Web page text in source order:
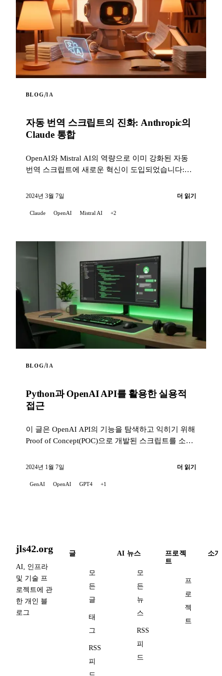
BLOG/IA
자동 번역 스크립트의 진화: Anthropic의
Claude 통합
OpenAI와 Mistral AI의 역량으로 이미 강화된 자동
번역 스크립트에 새로운 혁신이 도입되었습니다:
2024년 3월 7일 더 읽기
Claude OpenAI Mistral AI +2
BLOG/IA
Python과 OpenAI API를 활용한 실용적
접근
이 글은 OpenAI API의 기능을 탐색하고 익히기 위해
Proof of Concept(POC)으로 개발된 스크립트를 소개
2024년 1월 7일 더 읽기
GenAI OpenAI GPT4 +1
jls42.org
AI, 인프라
및 기술 프
로젝트에 관
한 개인 블
로그
글
모
든
글
태
그
RSS
피
AI 뉴스
모
든
뉴
스
RSS
피
드
프로젝
트
프
로
젝
트
소개